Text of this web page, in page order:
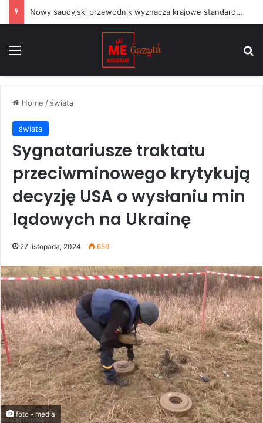
Nowy saudyjski przewodnik wyznacza krajowe standardy dla projektów sztuki publicznej
Home / świata
świata
Sygnatariusze traktatu
przeciwminowego krytykują
decyzję USA o wysłaniu min
lądowych na Ukrainę
27 listopada, 2024 659
foto - media